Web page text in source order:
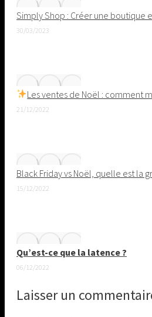
Simply Shop : Créer une boutique
30/03/2023
Les ventes de Noël : comment
21/12/2022
Black Friday vs Noël, quelle est la
15/12/2022
Qu’est-ce que la latence ?
06/12/2022
Laisser un